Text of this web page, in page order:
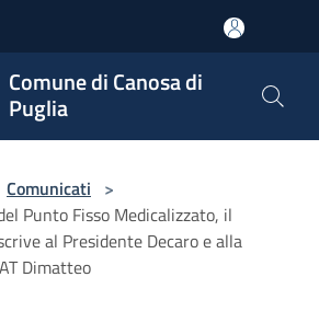
Comune di Canosa di
Puglia
Comunicati >
Punto Fisso Medicalizzato, il
al Presidente Decaro e alla
Dimatteo